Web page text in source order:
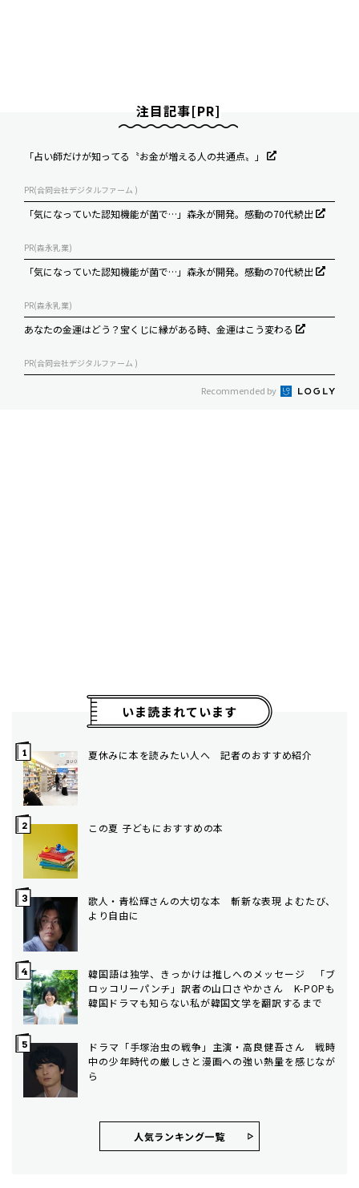
注目記事[PR]
「占い師だけが知ってる〝お金が増える人の共通点〟」
PR(合同会社デジタルファーム )
「気になっていた認知機能が菌で…」森永が開発。感動の70代続出
PR(森永乳業)
「気になっていた認知機能が菌で…」森永が開発。感動の70代続出
PR(森永乳業)
あなたの金運はどう？宝くじに縁がある時、金運はこう変わる
PR(合同会社デジタルファーム )
Recommended by
いま読まれています
夏休みに本を読みたい人へ 記者のおすすめ紹介
この夏 子どもにおすすめの本
歌人・青松輝さんの大切な本 斬新な表現 よむたび、
より自由に
韓国語は独学、きっかけは推しへのメッセージ 「ブ
ロッコリーパンチ」訳者の山口さやかさん K-POPも
韓国ドラマも知らない私が韓国文学を翻訳するまで
ドラマ「手塚治虫の戦争」主演・高良健吾さん 戦時
中の少年時代の厳しさと漫画への強い熱量を感じなが
ら
人気ランキング⼀覧